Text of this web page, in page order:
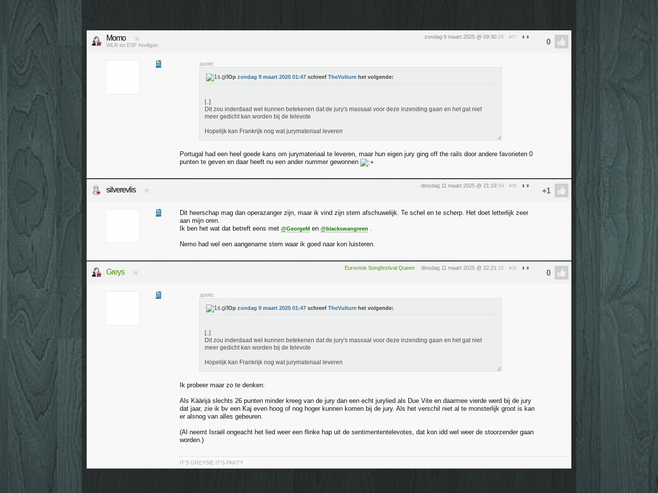
zondag 9 maart 2025 @ 09:30:26 #77
Momo
WLR en ESF hooligan
quote:
Op zondag 9 maart 2025 01:47 schreef TheVulture het volgende:
[..]
Dit zou inderdaad wel kunnen betekenen dat de jury's massaal voor deze inzending gaan en het gat niet
meer gedicht kan worden bij de televote
Hopelijk kan Frankrijk nog wat jurymateriaal leveren
Portugal had een heel goede kans om jurymateriaal te leveren, maar hun eigen jury ging off the rails door andere favorieten 0
punten te geven en daar heeft nu een ander nummer gewonnen
dinsdag 11 maart 2025 @ 21:19:34 #78
silverevlis
Dit heerschap mag dan operazanger zijn, maar ik vind zijn stem afschuwelijk. Te schel en te scherp. Het doet letterlijk zeer
aan mijn oren.
Ik ben het wat dat betreft eens met @GeorgeM en @blackswangreen .
Nemo had wel een aangename stem waar ik goed naar kon luisteren.
Eurovisie Songfestival Queen dinsdag 11 maart 2025 @ 22:21 :15 #79
Greys
quote:
Op zondag 9 maart 2025 01:47 schreef TheVulture het volgende:
[..]
Dit zou inderdaad wel kunnen betekenen dat de jury's massaal voor deze inzending gaan en het gat niet
meer gedicht kan worden bij de televote
Hopelijk kan Frankrijk nog wat jurymateriaal leveren
Ik probeer maar zo te denken:
Als Käärijä slechts 26 punten minder kreeg van de jury dan een echt jurylied als Due Vite en daarmee vierde werd bij de jury
dat jaar, zie ik bv een Kaj even hoog of nog hoger kunnen komen bij de jury. Als het verschil niet al te monsterlijk groot is kan
er alsnog van alles gebeuren.
(Al neemt Israël ongeacht het lied weer een flinke hap uit de sentimententelevotes, dat kon idd wel weer de stoorzender gaan
worden.)
IT'S GREYSIE IT'S PARTY